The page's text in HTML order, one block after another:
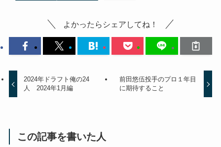
よかったらシェアしてね！
2024年ドラフト俺の24
人 2024年1月編
前田悠伍投手のプロ１年目
に期待すること
この記事を書いた人